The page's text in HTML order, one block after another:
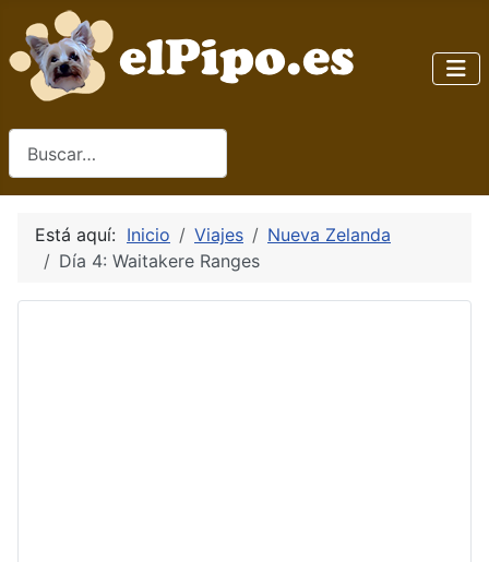
Está aquí: Inicio Viajes
Nueva Zelanda
Día 4: Waitakere Ranges